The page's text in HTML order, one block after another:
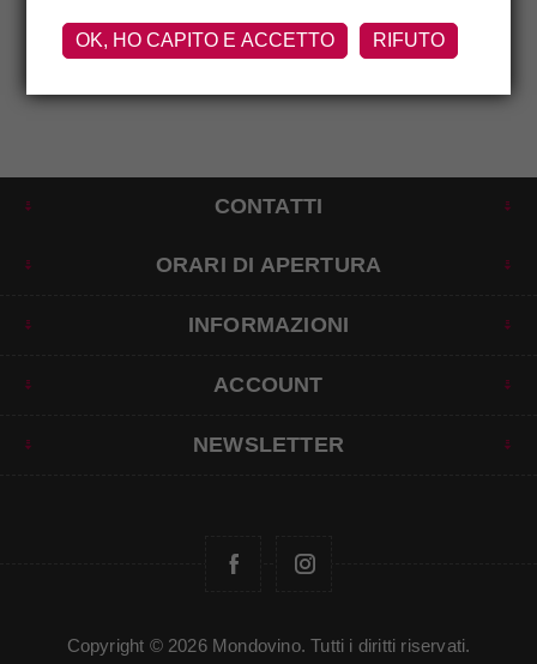
CONTATTI
ORARI DI APERTURA
INFORMAZIONI
ACCOUNT
NEWSLETTER
Copyright © 2026 Mondovino. Tutti i diritti riservati.
OK, HO CAPITO E ACCETTO RIFUTO